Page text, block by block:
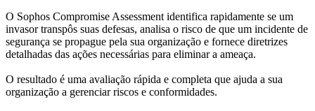
O Sophos Compromise Assessment identifica rapidamente se um
invasor transpôs suas defesas, analisa o risco de que um incidente de
segurança se propague pela sua organização e fornece diretrizes
detalhadas das ações necessárias para eliminar a ameaça.
O resultado é uma avaliação rápida e completa que ajuda a sua
organização a gerenciar riscos e conformidades.